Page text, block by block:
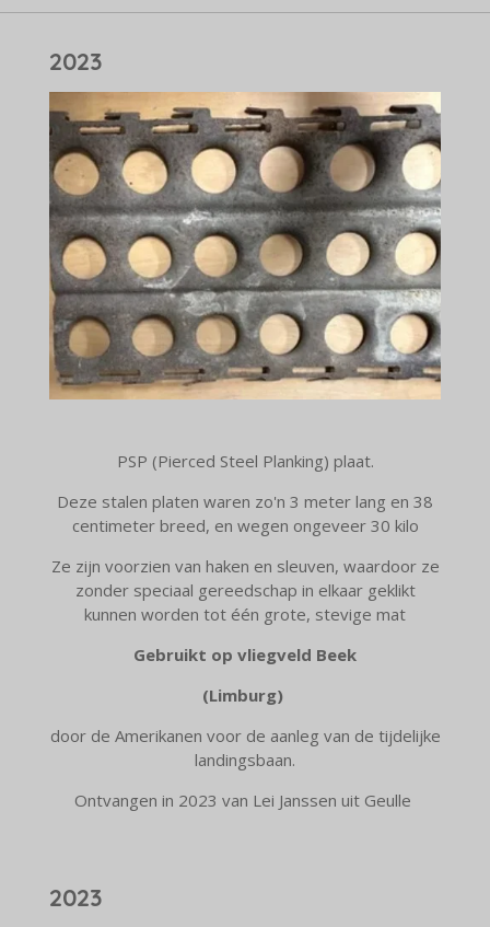
2023
PSP (Pierced Steel Planking) plaat.
Deze stalen platen waren zo'n 3 meter lang en 38
centimeter breed, en wegen ongeveer 30 kilo
Ze zijn voorzien van haken en sleuven, waardoor ze
zonder speciaal gereedschap in elkaar geklikt
kunnen worden tot één grote, stevige mat
Gebruikt op vliegveld Beek
(Limburg)
door de Amerikanen voor de aanleg van de tijdelijke
landingsbaan.
Ontvangen in 2023 van Lei Janssen uit Geulle
2023